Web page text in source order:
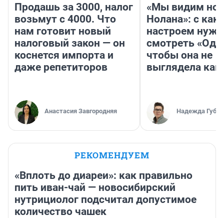
Продашь за 3000, налог
возьмут с 4000. Что
нам готовит новый
налоговый закон — он
коснется импорта и
даже репетиторов
Анастасия Завгородняя
«Мы видим
Нолана»: с
настроем
смотреть
чтобы она не
выглядела как
Надежда
РЕКОМЕНДУЕМ
«Вплоть до диареи»: как правильно
пить иван-чай — новосибирский
нутрициолог подсчитал допустимое
количество чашек